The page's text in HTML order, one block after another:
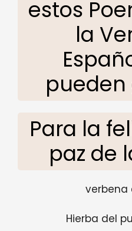
estos
la
Para la
paz de
verbena
Hierba del